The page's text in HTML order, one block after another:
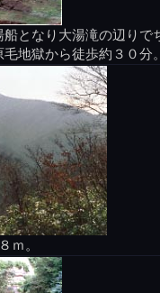
となり大湯滝の辺りで
地獄から徒歩約３０分
ｍ。